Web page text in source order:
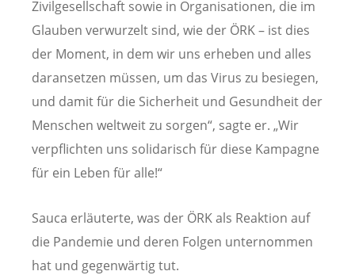
Zivilgesellschaft sowie in Organisationen, die im
Glauben verwurzelt sind, wie der ÖRK – ist dies
der Moment, in dem wir uns erheben und alles
daransetzen müssen, um das Virus zu besiegen,
und damit für die Sicherheit und Gesundheit der
Menschen weltweit zu sorgen“, sagte er. „Wir
verpflichten uns solidarisch für diese Kampagne
für ein Leben für alle!“
Sauca erläuterte, was der ÖRK als Reaktion auf
die Pandemie und deren Folgen unternommen
hat und gegenwärtig tut.